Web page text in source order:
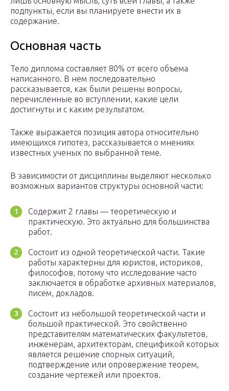
подпункты, если вы планируете внести их в
содержание.
Основная часть
Тело диплома составляет 80% от всего объема
написанного. В нем последовательно
рассказывается, как были решены вопросы,
перечисленные во вступлении, какие цели
достигнуты и с каким результатом.
Также выражается позиция автора относительно
имеющихся гипотез, рассказывается о мнениях
известных ученых по выбранной теме.
В зависимости от дисциплины выделяют несколько
возможных вариантов структуры основной части:
Содержит 2 главы — теоретическую и
практическую. Это актуально для большинства
работ.
Состоит из одной теоретической части. Такие
работы характерны для юристов, историков,
философов, потому что исследование часто
заключается в обработке архивных материалов,
писем, докладов.
Состоит из небольшой теоретической части и
большой практической. Это свойственно
представителям математических факультетов,
инженерам, архитекторам, спецификой которых
является решение спорных ситуаций,
подтверждение или опровержение теорем,
создание чертежей или проектов.